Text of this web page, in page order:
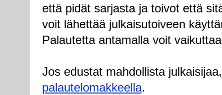
että pidät sarjasta ja toivot että
voit lähettää julkaisutoiveen
Palautetta antamalla voit
Jos edustat mahdollista
palautelomakkeella.